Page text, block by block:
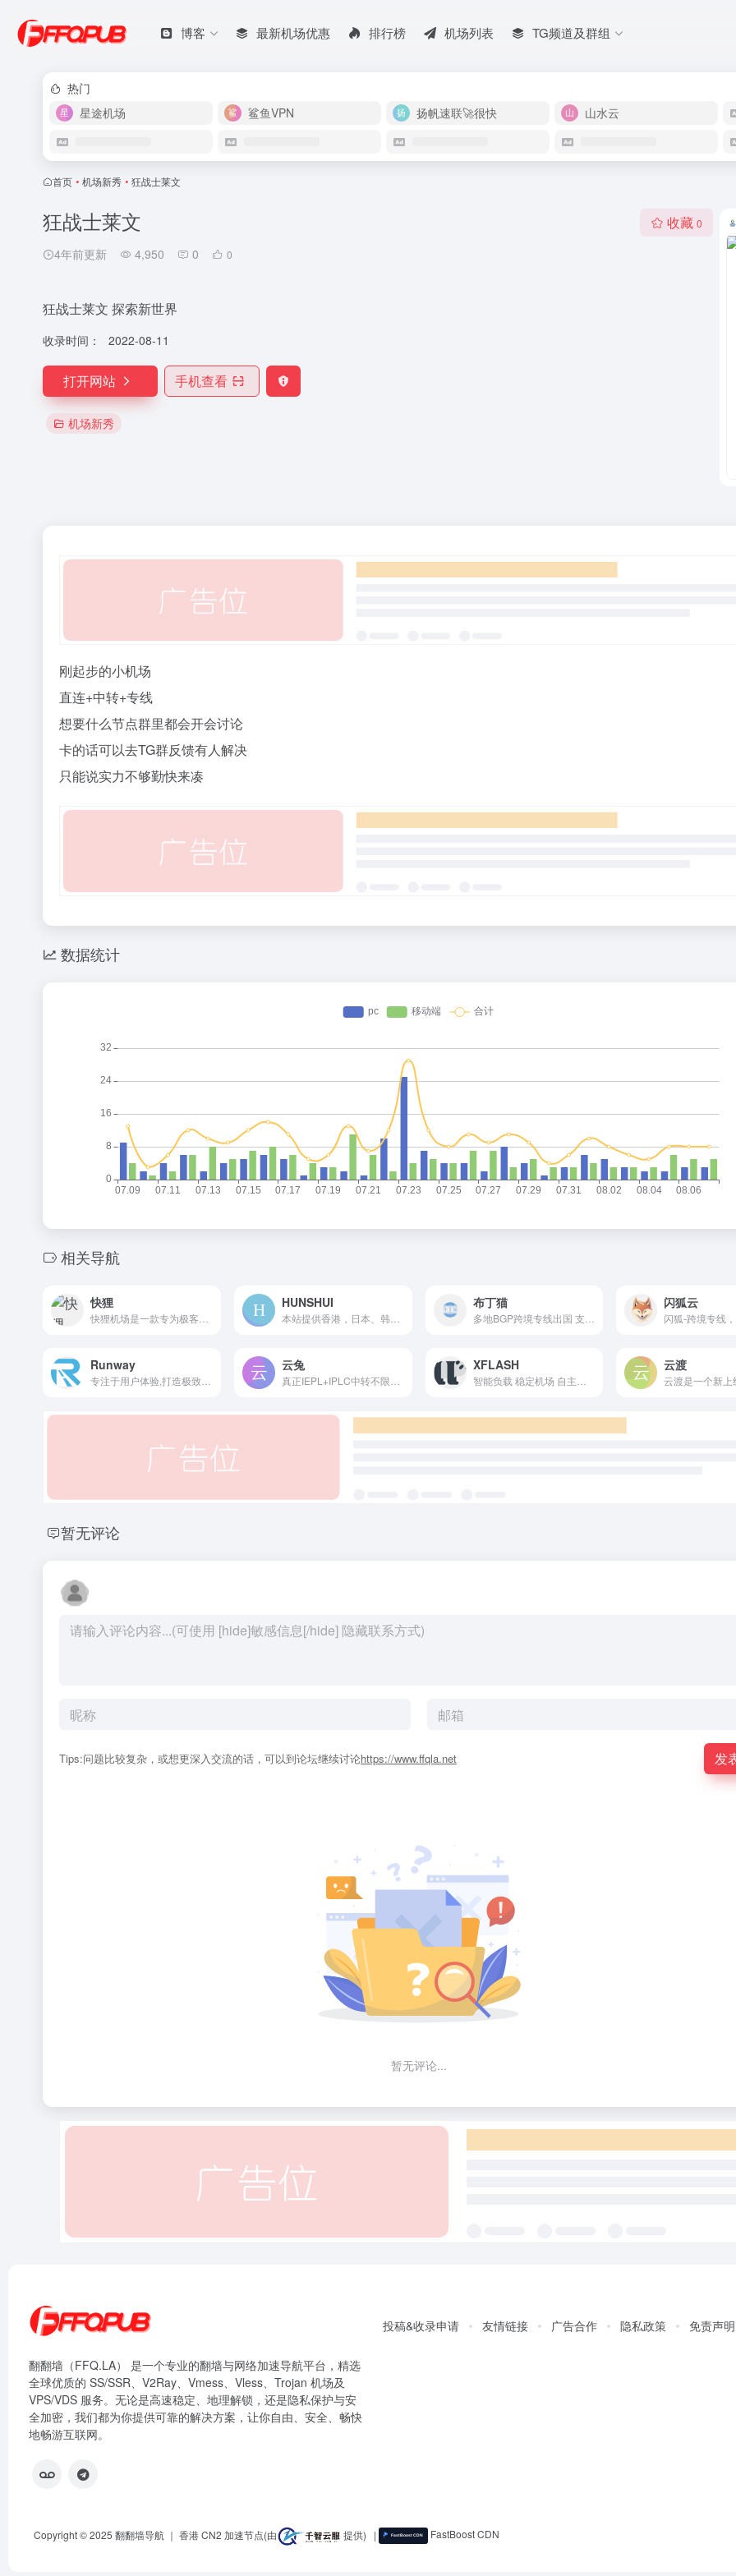
博客 最新机场优惠 排行榜 机场列表 TG频道及群组
热门
星途机场
鲨鱼VPN 扬帆速联🚀很快 山水云
首页 • 机场新秀 • 狂战士莱文
狂战士莱文
4年前更新 4,950 0 0
收藏 0
狂战士莱文 探索新世界
收录时间： 2022-08-11
打开网站 手机查看
机场新秀
刚起步的小机场
直连+中转+专线
想要什么节点群里都会开会讨论
卡的话可以去TG群反馈有人解决
只能说实力不够勤快来凑
数据统计
相关导航
快狸 HUNSHUI 布丁猫 闪狐云
Runway 云兔 XFLASH 云渡
暂无评论
Tips:问题比较复杂，或想更深入交流的话，可以到论坛继续讨论https://www.ffqla.net 发
暂无评论...
翻翻墙（FFQ.LA） 是一个专业的翻墙与网络加速导航平台，精选
全球优质的 SS/SSR、V2Ray、Vmess、Vless、Trojan 机场及
VPS/VDS 服务。无论是高速稳定、地理解锁，还是隐私保护与安
全加密，我们都为你提供可靠的解决方案，让你自由、安全、畅快
地畅游互联网。
投稿&收录申请 友情链接 广告合作 隐私政策 免责声明
Copyright © 2025 翻翻墙导航 ｜ 香港 CN2 加速节点(由 提供) | FastBoost CDN